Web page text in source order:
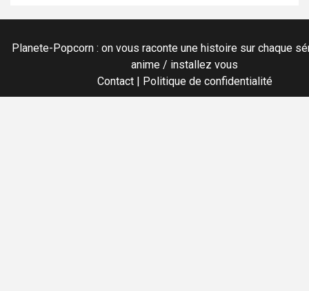
Planete-Popcorn : on vous raconte une histoire sur chaque
anime / installez vous
Contact| Politique de confidentialité